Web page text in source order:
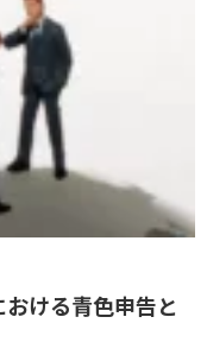
ける青色申告と